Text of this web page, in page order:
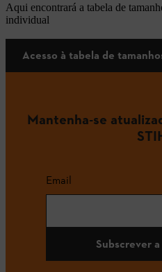
Aqui encontrará a tabela de
individual
Acesso à tabela de
Mantenha-se
Email
Subscrever